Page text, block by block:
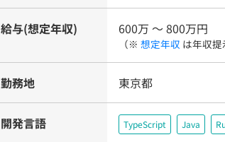
給与(想定年収) 600万 〜 800万円
（※ 想定年収 は年収提
勤務地 東京都
開発言語 TypeScript Java